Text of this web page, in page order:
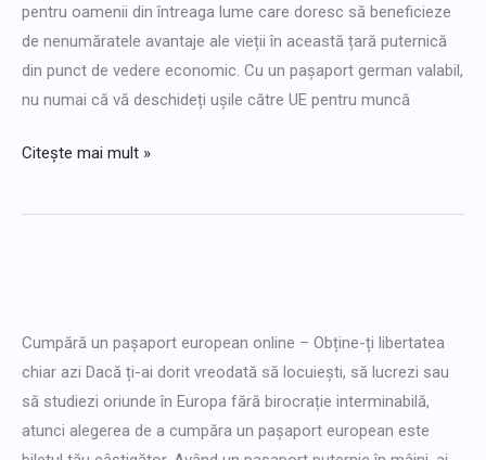
pentru oamenii din întreaga lume care doresc să beneficieze
de nenumăratele avantaje ale vieții în această țară puternică
din punct de vedere economic. Cu un pașaport german valabil,
nu numai că vă deschideți ușile către UE pentru muncă
Citește mai mult »
Cumpără un pașaport european online – Obține-ți libertatea
chiar azi Dacă ți-ai dorit vreodată să locuiești, să lucrezi sau
să studiezi oriunde în Europa fără birocrație interminabilă,
atunci alegerea de a cumpăra un pașaport european este
UE